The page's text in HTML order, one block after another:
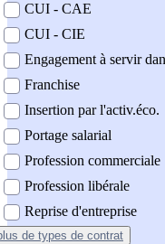
CUI - CAE
CUI - CIE
Engagement à servir
Franchise
Insertion par l'activ.éco.
Portage salarial
Profession commerciale
Profession libérale
Reprise d'entreprise
de types de contrat